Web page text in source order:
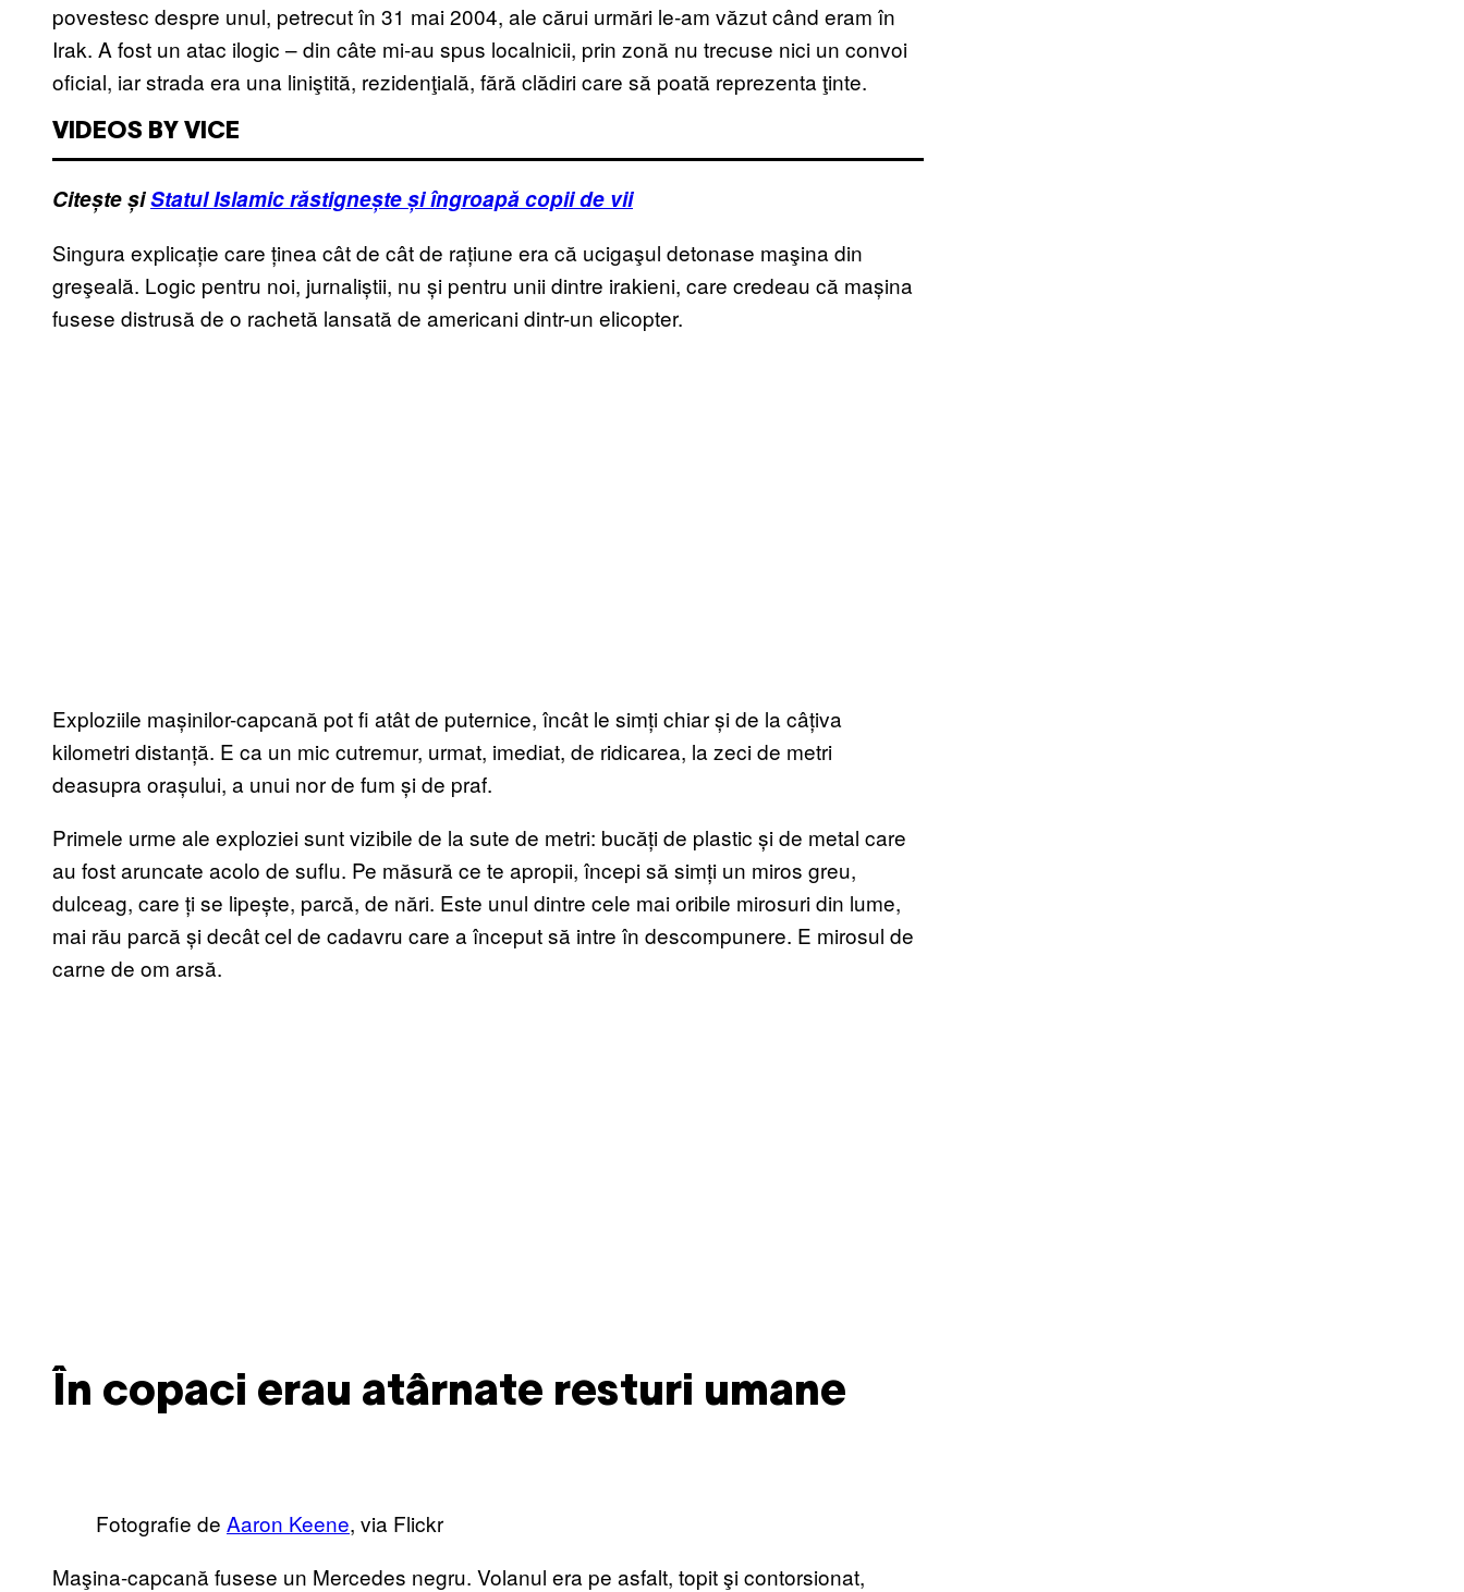
povestesc despre unul, petrecut în 31 mai 2004, ale cărui urmări le-am văzut când eram în
Irak. A fost un atac ilogic – din câte mi-au spus localnicii, prin zonă nu trecuse nici un convoi
oficial, iar strada era una liniştită, rezidenţială, fără clădiri care să poată reprezenta ţinte.
VIDEOS BY VICE
Citește șiStatul Islamic răstignește și îngroapă copii de vii
Singura explicație care ținea cât de cât de rațiune era că ucigaşul detonase maşina din
greşeală. Logic pentru noi, jurnaliștii, nu și pentru unii dintre irakieni, care credeau că mașina
fusese distrusă de o rachetă lansată de americani dintr-un elicopter.
Exploziile mașinilor-capcană pot fi atât de puternice, încât le simți chiar și de la câțiva
kilometri distanță. E ca un mic cutremur, urmat, imediat, de ridicarea, la zeci de metri
deasupra orașului, a unui nor de fum și de praf.
Primele urme ale exploziei sunt vizibile de la sute de metri: bucăți de plastic și de metal care
au fost aruncate acolo de suflu. Pe măsură ce te apropii, începi să simți un miros greu,
dulceag, care ți se lipește, parcă, de nări. Este unul dintre cele mai oribile mirosuri din lume,
mai rău parcă și decât cel de cadavru care a început să intre în descompunere. E mirosul de
carne de om arsă.
În copaci erau atârnate resturi umane
Fotografie de Aaron Keene, via Flickr
Maşina-capcană fusese un Mercedes negru. Volanul era pe asfalt, topit şi contorsionat,